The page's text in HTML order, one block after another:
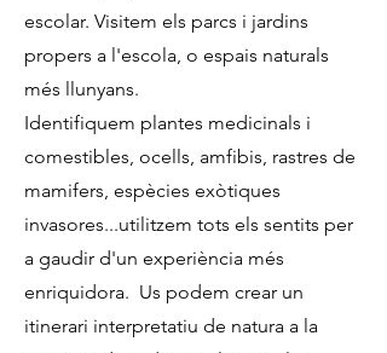
escolar. Visitem els parcs i jardins
propers a l'escola, o espais naturals
més llunyans.
Identifiquem plantes medicinals i
comestibles, ocells, amfibis, rastres de
mamifers, espècies exòtiques
invasores...utilitzem tots els sentits per
a gaudir d'un experiència més
enriquidora. Us podem crear un
itinerari interpretatiu de natura a la